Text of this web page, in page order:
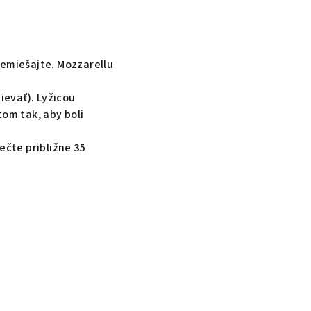
Mozzarellu
Lyžicou
tak, aby boli
približne 35